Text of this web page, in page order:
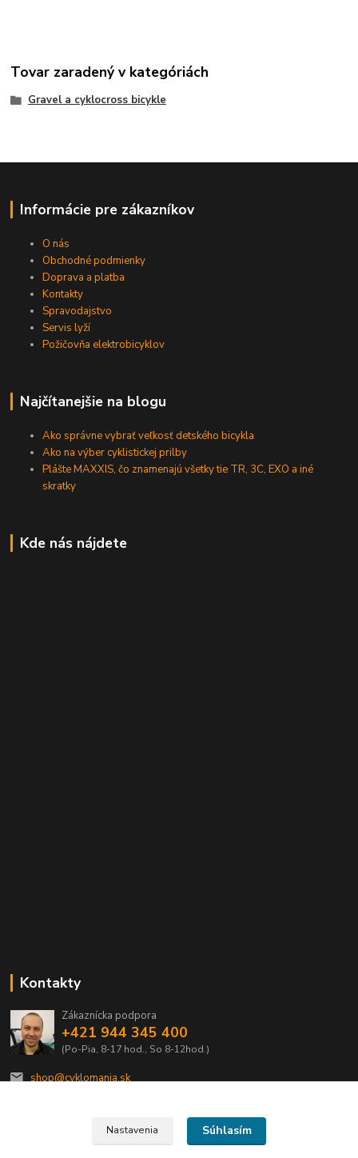
Tovar zaradený v kategóriách
Gravel a cyklocross bicykle
Informácie pre zákazníkov
O nás
Obchodné podmienky
Doprava a platba
Kontakty
Spravodajstvo
Servis lyží
Požičovňa elektrobicyklov
Najčítanejšie na blogu
Ako správne vybrať veľkosť detského bicykla
Ako na výber cyklistickej prilby
Plášte MAXXIS, čo znamenajú všetky tie TR, 3C, EXO a iné
skratky
Kde nás nájdete
Kontakty
Zákaznícka podpora
+421 944 345 400
(Po-Pia, 8-17 hod., So 8-12hod.)
shop@cyklomania.sk
Nastavenia Súhlasím